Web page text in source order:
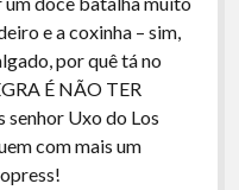
e a coxinha – sim,
por quê tá no
É NÃO TER
senhor Uxo do Los
com mais um